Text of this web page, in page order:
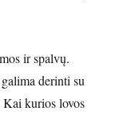
ir spalvų.
derinti su
kurios lovos